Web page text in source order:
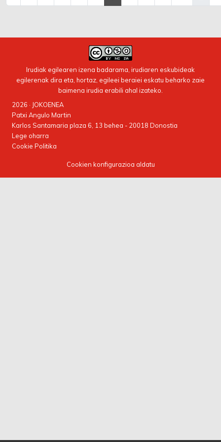
2026 · JOKOENEA
Patxi Angulo Martin
Karlos Santamaria plaza 6, 13 behea - 20018 Donostia
Lege oharra
Cookie Politika
Irudiak egilearen izena badarama, irudiaren eskubideak
egilerenak dira eta, hortaz, egileei beraiei eskatu beharko zaie
baimena irudia erabili ahal izateko.
Cookien konfigurazioa aldatu